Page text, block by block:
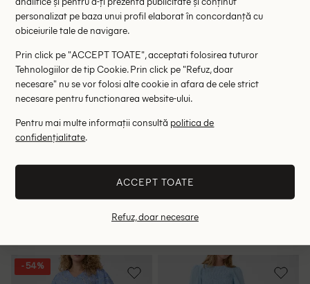
Rochie scurta Saint Tropez,
189.00 lei
RRP: 299.00 lei
Rochie scurta Kaffe, albastru
148.00 lei
RRP: 469.00 lei
- 54%
personalizat pe baza unui profil elaborat în concordanță cu
obiceiurile tale de navigare.
Prin click pe "ACCEPT TOATE", acceptati folosirea tuturor
Tehnologiilor de tip Cookie. Prin click pe "Refuz, doar
necesare" nu se vor folosi alte cookie in afara de cele strict
necesare pentru functionarea website-ului.
Pentru mai multe informații consultă politica de
confidențialitate.
ACCEPT TOATE
Refuz, doar necesare